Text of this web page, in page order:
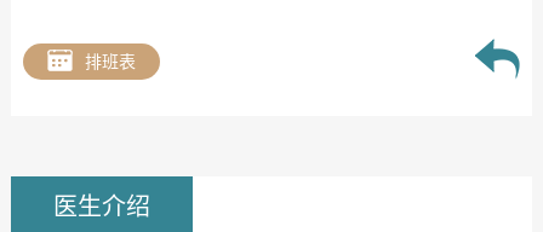
排班表
医生介绍